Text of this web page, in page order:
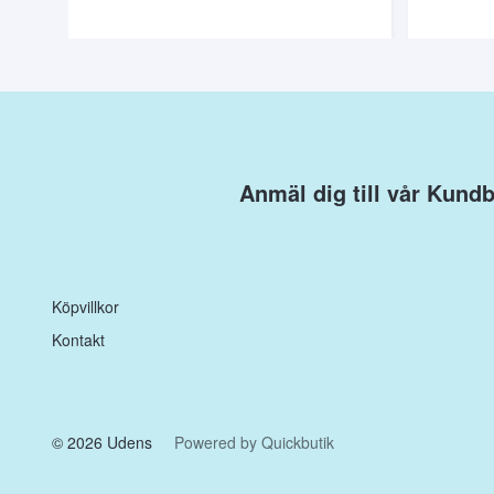
Anmäl dig till vår
Köpvillkor
Kontakt
© 2026 Udens Powered by Quickbutik